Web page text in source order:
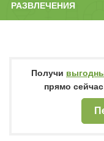
РАЗВЛЕЧЕНИЯ
Получи
прямо